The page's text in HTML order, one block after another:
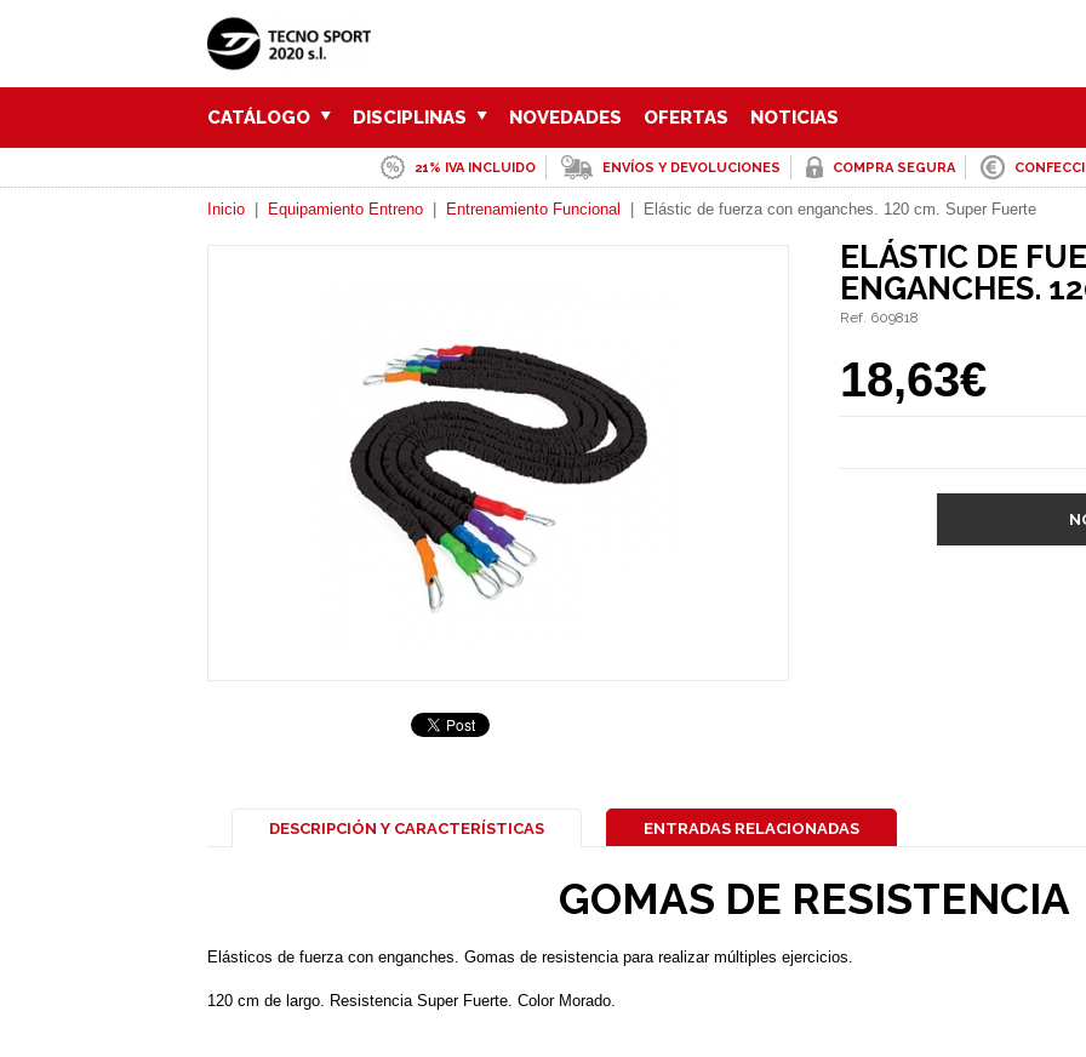
CATÁLOGO DISCIPLINAS NOVEDADES OFERTAS NOTICIAS
21% IVA INCLUIDO ENVÍOS Y DEVOLUCIONES COMPRA SEGURA
Inicio Equipamiento Entreno Entrenamiento Funcional Elástic de fuerza con enganches. 120 cm. Super Fuerte
ELÁSTIC DE
ENGANCHES.
Ref. 609818
18,63€
DESCRIPCIÓN Y CARACTERÍSTICAS ENTRADAS RELACIONADAS
GOMAS DE RESISTENCIA
Elásticos de fuerza con enganches. Gomas de resistencia para realizar múltiples ejercicios.
120 cm de largo. Resistencia Super Fuerte. Color Morado.